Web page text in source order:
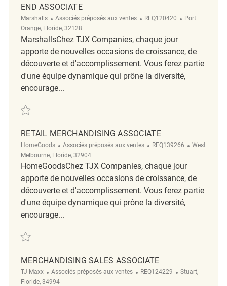
END ASSOCIATE
Marshalls Catégorie
Associés préposés aux ventes ReqId
REQ120420 Emplacement
Port
Orange, Floride, 32128
MarshallsChez TJX Companies, chaque jour
apporte de nouvelles occasions de croissance, de
découverte et d'accomplissement. Vous ferez partie
d'une équipe dynamique qui prône la diversité,
encourage...
Sauvegarder Part Time Merchandise Associate/Front End Associate
RETAIL MERCHANDISING ASSOCIATE
HomeGoods Catégorie
Associés préposés aux ventes ReqId
REQ139266
West
Melbourne, Floride, 32904
HomeGoodsChez TJX Companies, chaque jour
apporte de nouvelles occasions de croissance, de
découverte et d'accomplissement. Vous ferez partie
d'une équipe dynamique qui prône la diversité,
encourage...
Sauvegarder Retail Merchandising Associate REQ139266
MERCHANDISING SALES ASSOCIATE
TJ Maxx Catégorie
Associés préposés aux ventes ReqId
REQ124229 Emplacement
Stuart,
Floride, 34994